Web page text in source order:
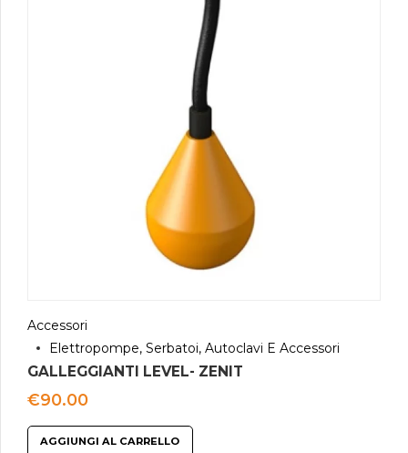
Accessori
Elettropompe, Serbatoi, Autoclavi E Accessori
GALLEGGIANTI LEVEL- ZENIT
€90.00
AGGIUNGI AL CARRELLO